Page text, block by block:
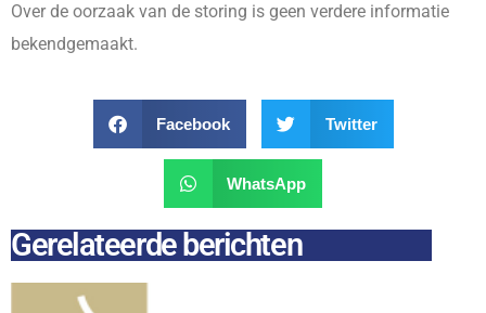
Over de oorzaak van de storing is geen verdere informatie
bekendgemaakt.
Facebook Twitter
WhatsApp
Gerelateerde berichten